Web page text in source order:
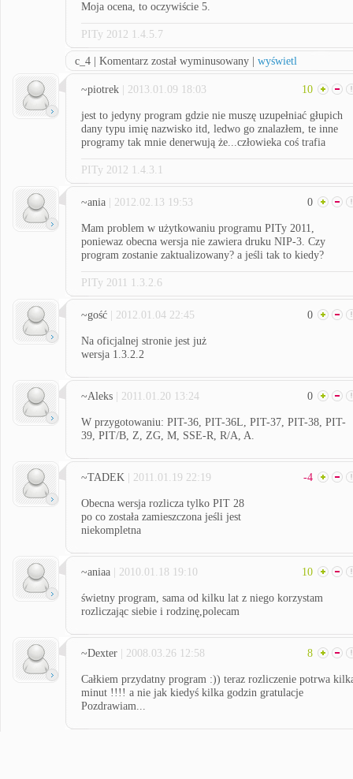
Moja ocena, to oczywiście 5.
PITy 2012 1.4.5.7
c_4 | Komentarz został wyminusowany | wyświetl
~piotrek | 2013.01.09 18:03 10
jest to jedyny program gdzie nie muszę uzupełniać głupich
dany typu imię nazwisko itd, ledwo go znalazłem, te inne
programy tak mnie denerwują że...człowieka coś trafia
PITy 2012 1.4.3.1
~ania | 2012.02.13 19:53 0
Mam problem w użytkowaniu programu PITy 2011,
poniewaz obecna wersja nie zawiera druku NIP-3. Czy
program zostanie zaktualizowany? a jeśli tak to kiedy?
PITy 2011 1.3.2.6
~gość | 2012.01.04 22:45 0
Na oficjalnej stronie jest już
wersja 1.3.2.2
~Aleks | 2011.01.20 13:24 0
W przygotowaniu: PIT-36, PIT-36L, PIT-37, PIT-38, PIT-
39, PIT/B, Z, ZG, M, SSE-R, R/A, A.
~TADEK | 2011.01.19 22:19 -4
Obecna wersja rozlicza tylko PIT 28
po co została zamieszczona jeśli jest
niekompletna
~aniaa | 2010.01.18 19:10 10
świetny program, sama od kilku lat z niego korzystam
rozliczając siebie i rodzinę,polecam
~Dexter | 2008.03.26 12:58 8
Całkiem przydatny program :)) teraz rozliczenie potrwa
minut !!!! a nie jak kiedyś kilka godzin gratulacje
Pozdrawiam...